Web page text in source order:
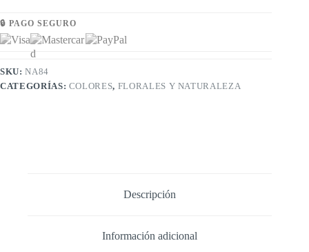
🔒 PAGO SEGURO
SKU:NA84
CATEGORÍAS: COLORES, FLORALES Y NATURALEZA
Descripción
Información adicional